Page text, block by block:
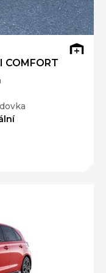
COMFORT